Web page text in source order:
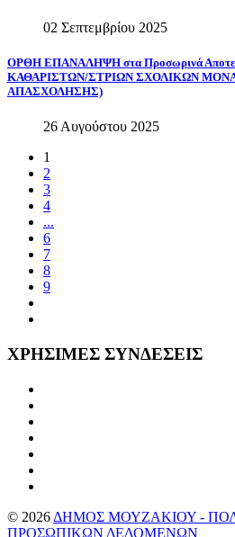
02 Σεπτεμβρίου 2025
ΟΡΘΗ ΕΠΑΝΑΛΗΨΗ στα Προσωρινά
ΚΑΘΑΡΙΣΤΩΝ/ΣΤΡΙΩΝ ΣΧΟΛΙΚΩΝ
ΑΠΑΣΧΟΛΗΣΗΣ)
26 Αυγούστου 2025
1
2
3
4
...
6
7
8
9
ΧΡΗΣΙΜΕΣ ΣΥΝΔΕΣΕΙΣ
© 2026 ΔΗΜΟΣ ΜΟΥΖΑΚΙΟΥ -
ΠΡΟΣΩΠΙΚΩΝ ΔΕΔΟΜΕΝΩΝ